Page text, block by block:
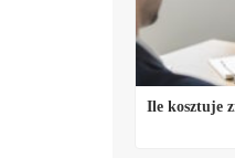
Ile kosztuje